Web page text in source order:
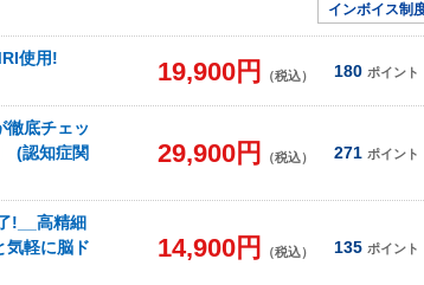
インボイス制
MRI使用!
19,900円 （税込） 180 ポイント
徹底チェッ
(認知症関
29,900円 （税込） 271 ポイント
!__高精細
気軽に脳ド
14,900円 （税込） 135 ポイント